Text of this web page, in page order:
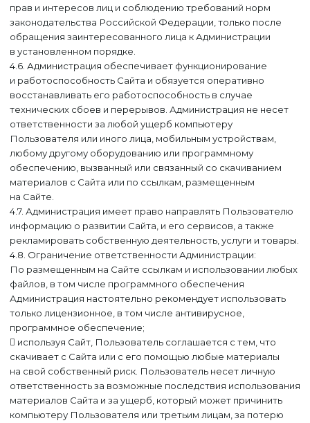
прав и интересов лиц и соблюдению требований норм
законодательства Российской Федерации, только после
обращения заинтересованного лица к Администрации
в установленном порядке.
4.6. Администрация обеспечивает функционирование
и работоспособность Сайта и обязуется оперативно
восстанавливать его работоспособность в случае
технических сбоев и перерывов. Администрация не несет
ответственности за любой ущерб компьютеру
Пользователя или иного лица, мобильным устройствам,
любому другому оборудованию или программному
обеспечению, вызванный или связанный со скачиванием
материалов с Сайта или по ссылкам, размещенным
на Сайте.
4.7. Администрация имеет право направлять Пользователю
информацию о развитии Сайта, и его сервисов, а также
рекламировать собственную деятельность, услуги и товары.
4.8. Ограничение ответственности Администрации:
По размещенным на Сайте ссылкам и использовании любых
файлов, в том числе программного обеспечения
Администрация настоятельно рекомендует использовать
только лицензионное, в том числе антивирусное,
программное обеспечение;
 используя Сайт, Пользователь соглашается с тем, что
скачивает с Сайта или с его помощью любые материалы
на свой собственный риск. Пользователь несет личную
ответственность за возможные последствия использования
материалов Сайта и за ущерб, который может причинить
компьютеру Пользователя или третьим лицам, за потерю